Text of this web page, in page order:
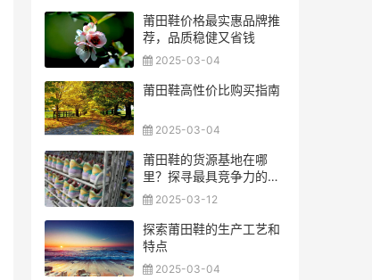
莆田鞋价格最实惠品牌推
荐，品质稳健又省钱
2025-03-04
莆田鞋高性价比购买指南
2025-03-04
莆田鞋的货源基地在哪
里？探寻最具竞争力的拿
货地点
2025-03-12
探索莆田鞋的生产工艺和
特点
2025-03-04